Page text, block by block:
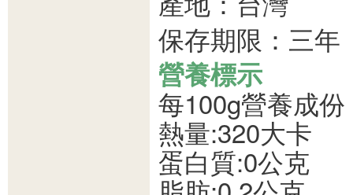
保存期限：三年
營養標示
每100g營養成份
熱量:320大卡
蛋白質:0公克